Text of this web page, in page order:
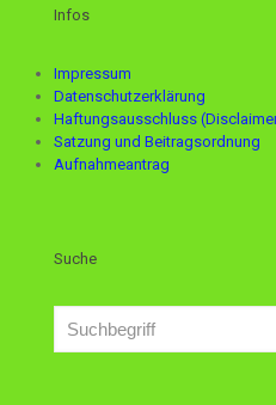
Infos
Impressum
Datenschutzerklärung
Haftungsausschluss
Satzung und Beitragsordnung
Aufnahmeantrag
Suche
Suchen